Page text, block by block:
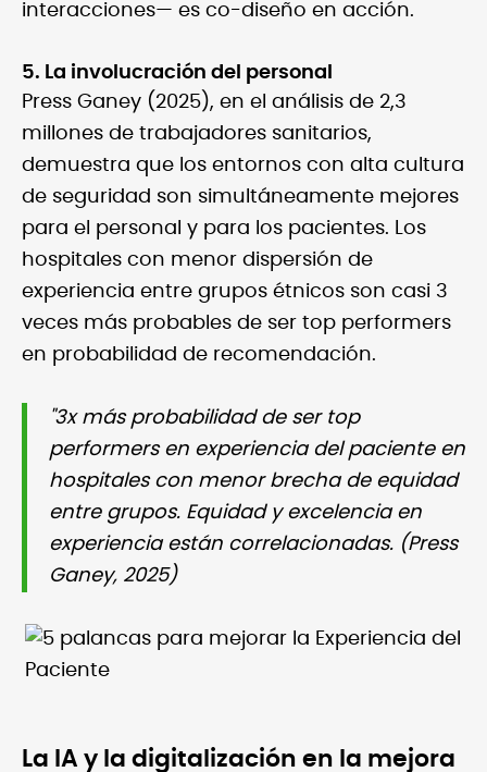
interacciones— es co-diseño en acción.
5. La involucración del personal
Press Ganey (2025), en el análisis de 2,3
millones de trabajadores sanitarios,
demuestra que los entornos con alta cultura
de seguridad son simultáneamente mejores
para el personal y para los pacientes. Los
hospitales con menor dispersión de
experiencia entre grupos étnicos son casi 3
veces más probables de ser top performers
en probabilidad de recomendación.
"3x más probabilidad de ser top
performers en experiencia del paciente en
hospitales con menor brecha de equidad
entre grupos. Equidad y excelencia en
experiencia están correlacionadas. (Press
Ganey, 2025)
La IA y la digitalización en la mejora